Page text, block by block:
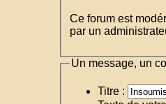
Ce forum est
par un
Un message, un
Titre :